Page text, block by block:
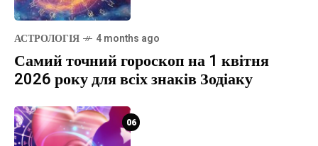
АСТРОЛОГІЯ 4 months ago
Самий точний гороскоп на 1 квітня
2026 року для всіх знаків Зодіаку
06